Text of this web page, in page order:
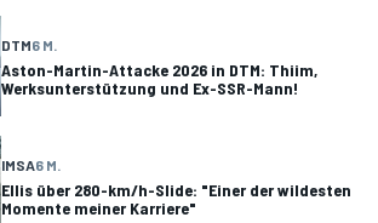
DTM6 M.
Aston-Martin-Attacke 2026 in DTM: Thiim,
Werksunterstützung und Ex-SSR-Mann!
IMSA6 M.
Ellis über 280-km/h-Slide: "Einer der wildesten
Momente meiner Karriere"